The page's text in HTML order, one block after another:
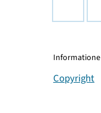
Copyright